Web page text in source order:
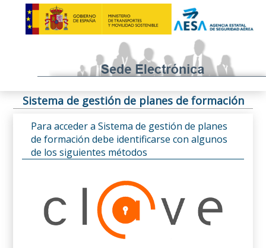
Sistema de gestión de planes de formación
Para acceder a Sistema de gestión de planes
de formación debe identificarse con algunos
de los siguientes métodos